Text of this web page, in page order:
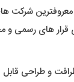
های رسمی
و طراحی